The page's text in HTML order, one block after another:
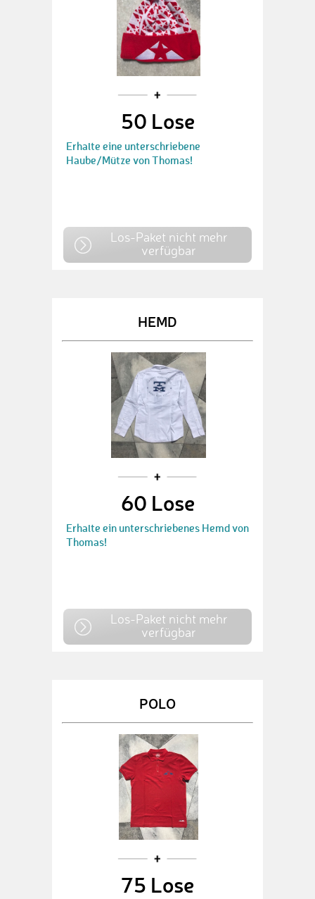
50 Lose
Erhalte eine unterschriebene
Haube/Mütze von Thomas!
Los-Paket nicht mehr
verfügbar
HEMD
60 Lose
Erhalte ein unterschriebenes Hemd von
Thomas!
Los-Paket nicht mehr
verfügbar
POLO
75 Lose